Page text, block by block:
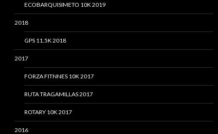
ECOBARQUISIMETO 10K 2019
2018
GPS 11.5K 2018
2017
FORZA FITNNES 10K 2017
RUTA TRAGAMILLAS 2017
ROTARY 10K 2017
2016